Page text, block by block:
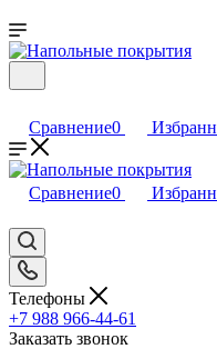
Сравнение0
Сравнение0
Телефоны
+7 988 966-44-61
Заказать звонок